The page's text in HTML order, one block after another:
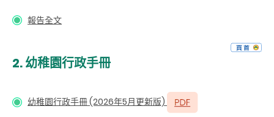
報告全文
2.幼稚園行政手冊
幼稚園行政手冊 (2026年5月更新版)